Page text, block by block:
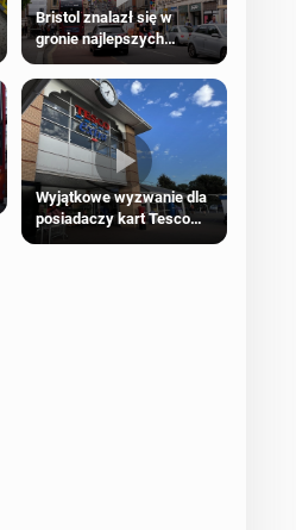
Bristol znalazł się w
gronie najlepszych
kierunków podróży na
świecie
Wyjątkowe wyzwanie dla
posiadaczy kart Tesco
Clubcard!